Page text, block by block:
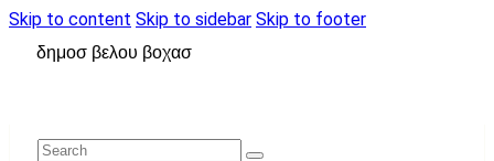
Skip to content Skip to sidebar Skip to footer
δημοσ βελου βοχασ